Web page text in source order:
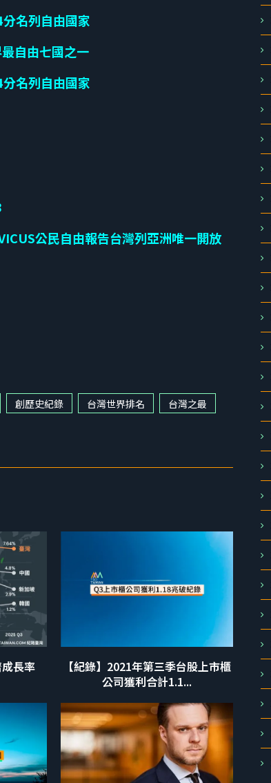
名列自由國家
自由七國之一
名列自由國家
公民自由報告台灣列亞洲唯一開放
創歷史紀錄 台灣世界排名
台灣之最
長率
【紀錄】2021年第三季台股上市櫃
公司獲利合計1.1...